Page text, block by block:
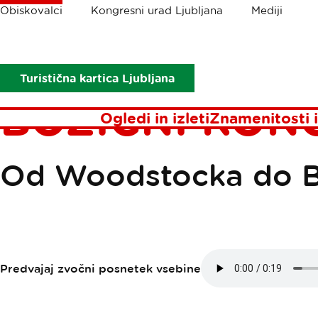
Obiskovalci Kongresni urad Ljubljana Mediji
Turistična kartica Ljubljana
Ogledi in izletiZnamenitosti
Drobtinice
Grosuplje:
GROSUPLJE:
BOŽIČNI
Od Woodstocka do
Predvajaj zvočni posnetek vsebine